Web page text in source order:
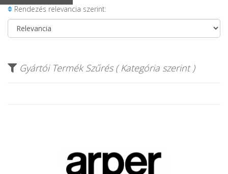
Rendezés relevancia szerint:
Gyártói Termék Szűrés ( Kategória szerint )